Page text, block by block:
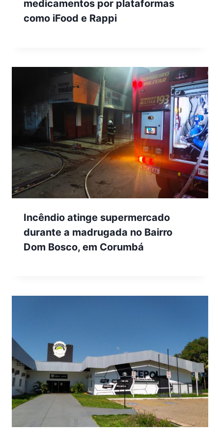
medicamentos por plataformas
como iFood e Rappi
Incêndio atinge supermercado
durante a madrugada no Bairro
Dom Bosco, em Corumbá